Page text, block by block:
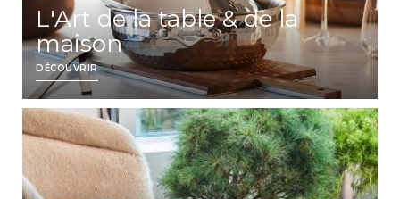
L'Art de la table & de la
maison
DÉCOUVRIR